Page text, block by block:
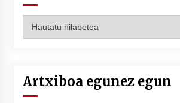
hilez
Artxiboa egunez egun